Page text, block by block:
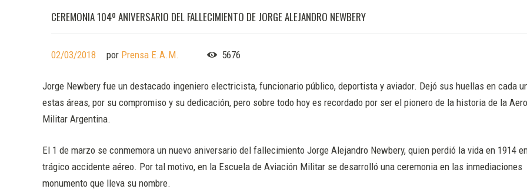
CEREMONIA 104º ANIVERSARIO DEL FALLECIMIENTO DE JORGE ALEJANDRO NEWBERY
02/03/2018 por Prensa E.A.M. 5676
Jorge Newbery fue un destacado ingeniero electricista, funcionario público, deportista y aviador. Dejó sus huellas en cada
estas áreas, por su compromiso y su dedicación, pero sobre todo hoy es recordado por ser el pionero de la historia de la
Militar Argentina.
El 1 de marzo se conmemora un nuevo aniversario del fallecimiento Jorge Alejandro Newbery, quien perdió la vida en 1914
trágico accidente aéreo. Por tal motivo, en la Escuela de Aviación Militar se desarrolló una ceremonia en las inmediaciones
monumento que lleva su nombre.